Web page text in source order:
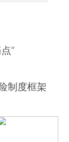
”
制度框架